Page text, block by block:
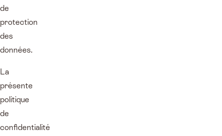
de
protection
des
données.
La
présente
politique
de
confidentialité